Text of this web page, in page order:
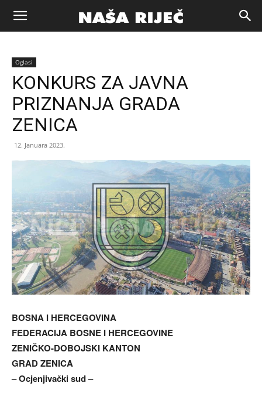
Naša
riječ
Zenica
Oglasi
KONKURS ZA JAVNA
PRIZNANJA GRADA
ZENICA
12. Januara 2023.
BOSNA I HERCEGOVINA
FEDERACIJA BOSNE I HERCEGOVINE
ZENIČKO-DOBOJSKI KANTON
GRAD ZENICA
– Ocjenjivački sud –